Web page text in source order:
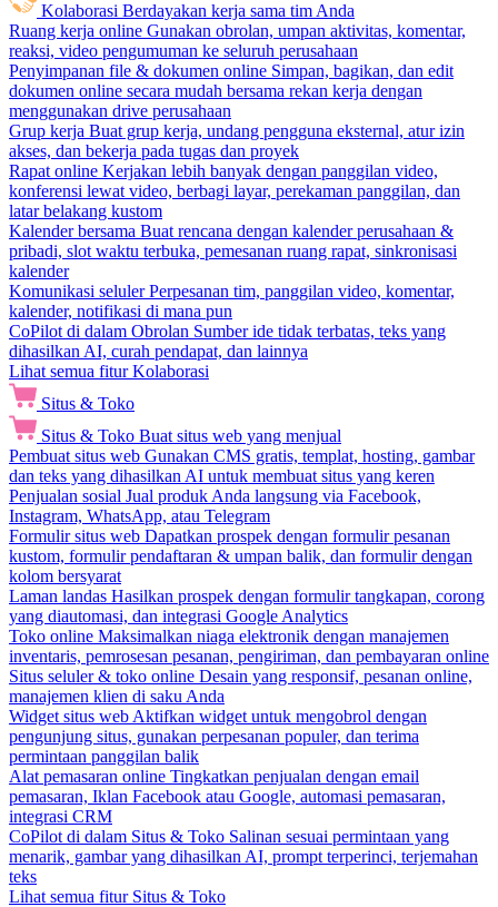
Kolaborasi Berdayakan kerja sama tim Anda
Ruang kerja online Gunakan obrolan, umpan aktivitas, komentar,
reaksi, video pengumuman ke seluruh perusahaan
Penyimpanan file & dokumen online Simpan, bagikan, dan edit
dokumen online secara mudah bersama rekan kerja dengan
menggunakan drive perusahaan
Grup kerja Buat grup kerja, undang pengguna eksternal, atur izin
akses, dan bekerja pada tugas dan proyek
Rapat online Kerjakan lebih banyak dengan panggilan video,
konferensi lewat video, berbagi layar, perekaman panggilan, dan
latar belakang kustom
Kalender bersama Buat rencana dengan kalender perusahaan &
pribadi, slot waktu terbuka, pemesanan ruang rapat, sinkronisasi
kalender
Komunikasi seluler Perpesanan tim, panggilan video, komentar,
kalender, notifikasi di mana pun
CoPilot di dalam Obrolan Sumber ide tidak terbatas, teks yang
dihasilkan AI, curah pendapat, dan lainnya
Lihat semua fitur Kolaborasi
Situs & Toko
Situs & Toko Buat situs web yang menjual
Pembuat situs web Gunakan CMS gratis, templat, hosting, gambar
dan teks yang dihasilkan AI untuk membuat situs yang keren
Penjualan sosial Jual produk Anda langsung via Facebook,
Instagram, WhatsApp, atau Telegram
Formulir situs web Dapatkan prospek dengan formulir pesanan
kustom, formulir pendaftaran & umpan balik, dan formulir dengan
kolom bersyarat
Laman landas Hasilkan prospek dengan formulir tangkapan, corong
yang diautomasi, dan integrasi Google Analytics
Toko online Maksimalkan niaga elektronik dengan manajemen
inventaris, pemrosesan pesanan, pengiriman, dan pembayaran online
Situs seluler & toko online Desain yang responsif, pesanan online,
manajemen klien di saku Anda
Widget situs web Aktifkan widget untuk mengobrol dengan
pengunjung situs, gunakan perpesanan populer, dan terima
permintaan panggilan balik
Alat pemasaran online Tingkatkan penjualan dengan email
pemasaran, Iklan Facebook atau Google, automasi pemasaran,
integrasi CRM
CoPilot di dalam Situs & Toko Salinan sesuai permintaan yang
menarik, gambar yang dihasilkan AI, prompt terperinci, terjemahan
teks
Lihat semua fitur Situs & Toko